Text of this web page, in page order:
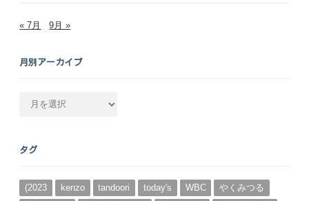
« 7月 9月 »
月別アーカイブ
カ
ブ
タグ
(2023 kenzo tandoori today's WBC
やくみつる